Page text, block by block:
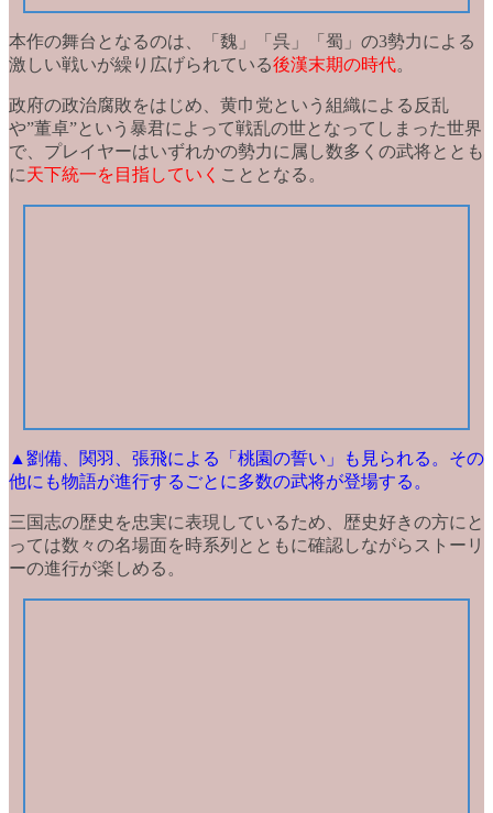
本作の舞台となるのは、 「魏」「呉」「蜀」の3勢力による
激しい戦いが繰り広げられている後漢末期の時代。
政府の政治腐敗をはじめ、黄巾党という組織による反乱
や”董卓”という暴君によって戦乱の世となってしまった世界
で、プレイヤーはいずれかの勢力に属し数多くの武将ととも
に天下統一を目指していく こととなる。
▲劉備、関羽、張飛による「桃園の誓い」も見られる。その
他にも物語が進行するごとに多数の武将が登場する。
三国志の歴史を忠実に表現 しているため、歴史好きの方にと
っては数々の名場面を時系列とともに確認しながらストーリ
ーの進行が楽しめる。